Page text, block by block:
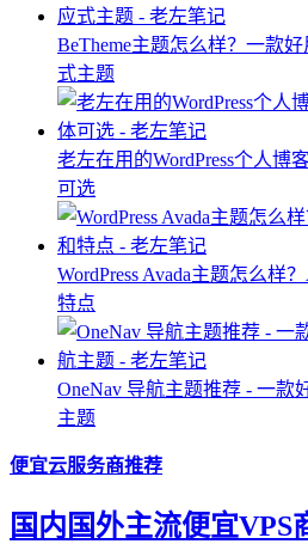
BeTheme主题怎么样？一款
式主题
老左在用的WordPress个人博
可选
WordPress Avada主题怎么样
特点
OneNav 导航主题推荐 - 一款
主题
便宜云服务商推荐
国内国外主流便宜VPS